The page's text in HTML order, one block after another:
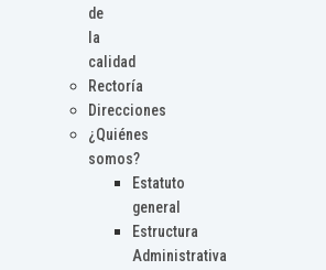
de
la
calidad
Rectoría
Direcciones
¿Quiénes
somos?
Estatuto
general
Estructura
Administrativa